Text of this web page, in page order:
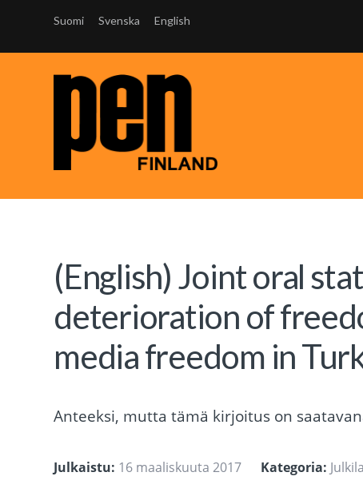
Suomi Svenska English
(English) Joint oral
deterioration of
media freedom in
Anteeksi, mutta tämä kirjoitus on
Julkaistu: 16 maaliskuuta 2017 Kategoria: